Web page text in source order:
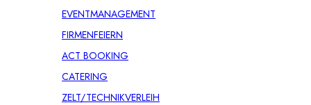
EVENTMANAGEMENT
FIRMENFEIERN
ACT BOOKING
CATERING
ZELT/TECHNIKVERLEIH